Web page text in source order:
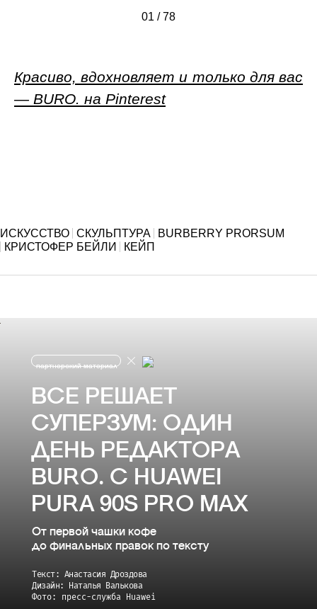
01 / 78
/////////
////////////////////////////////////////////////////////////////////
Красиво, вдохновляет и только для вас
— BURO. на Pinterest
ИСКУССТВО СКУЛЬПТУРА
BURBERRY PRORSUM
КРИСТОФЕР БЕЙЛИ
КЕЙП
партнерский материал
ВСЕ РЕШАЕТ
СУПЕРЗУМ: ОДИН
ДЕНЬ РЕДАКТОРА
BURO. С HUAWEI
PURA 90S PRO MAX
От первой чашки кофе
до финальных правок по тексту
Текст: Анастасия Дроздова
Дизайн: Наталья Валькова
Фото: пресс-служба Huawei